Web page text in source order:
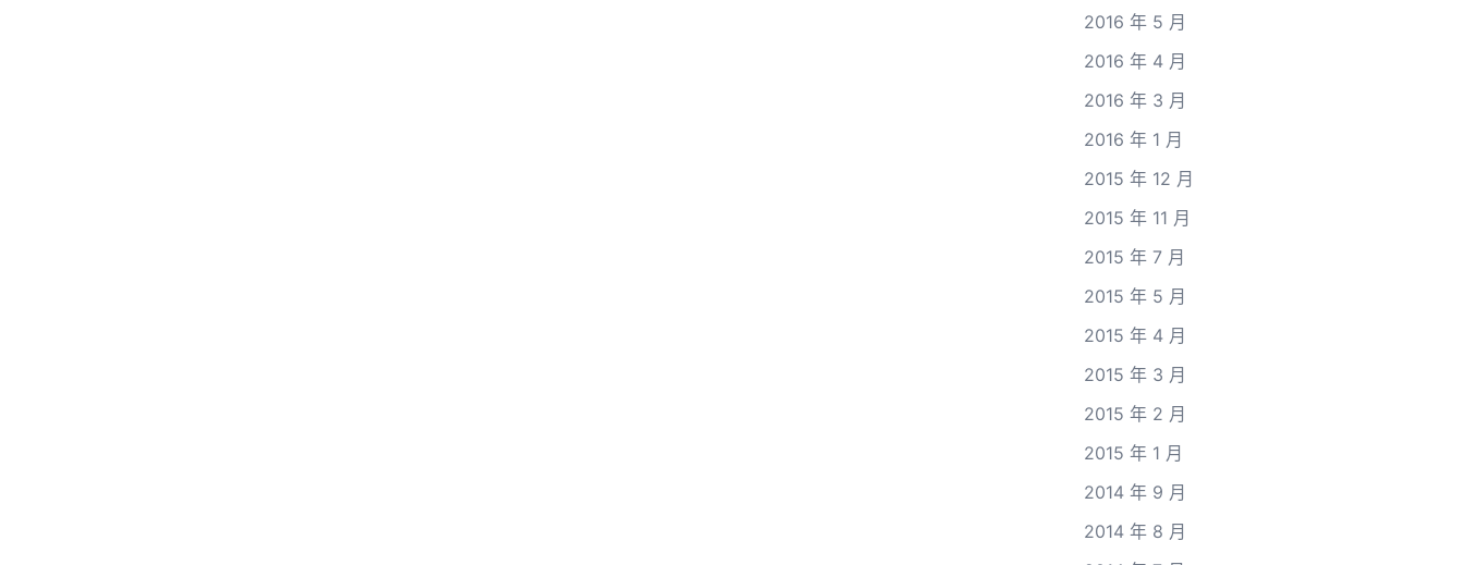
2016 年 5 月
2016 年 4 月
2016 年 3 月
2016 年 1 月
2015 年 12 月
2015 年 11 月
2015 年 7 月
2015 年 5 月
2015 年 4 月
2015 年 3 月
2015 年 2 月
2015 年 1 月
2014 年 9 月
2014 年 8 月